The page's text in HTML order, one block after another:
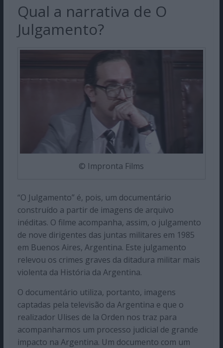
Qual a narrativa de O
Julgamento?
© Impronta Films
“O Julgamento” é, pois, um documentário
construído a partir de imagens de arquivo
inéditas. O filme acompanha, assim, o julgamento
de nove dirigentes das juntas militares em 1985
em Buenos Aires, Argentina. Este julgamento
relevou os crimes graves da ditadura militar mais
violenta da História da Argentina.
O documentário utiliza, portanto, imagens
captadas pela televisão da Argentina e que o
realizador Ulises de la Orden nos traz para
acompanharmos um processo judicial de grande
impacto na Argentina. Um documento com um